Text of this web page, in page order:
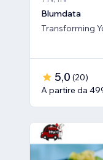
Blumdata
Transforming
5,0 (20)
A partire da